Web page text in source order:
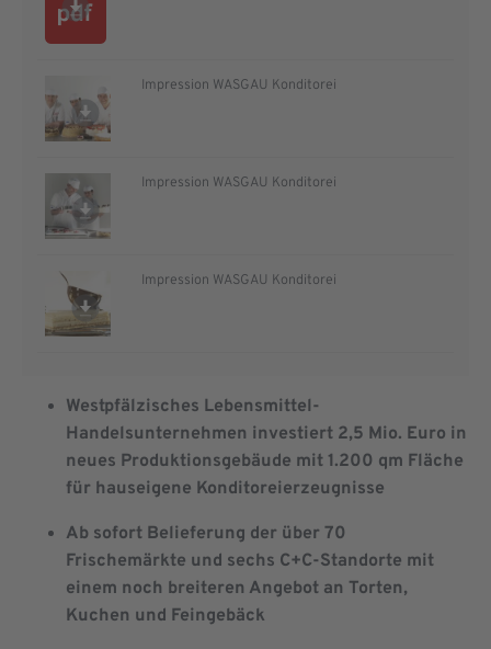
Impression WASGAU Konditorei
Impression WASGAU Konditorei
Impression WASGAU Konditorei
Westpfälzisches Lebensmittel-
Handelsunternehmen investiert 2,5 Mio. Euro in
neues Produktionsgebäude mit 1.200 qm Fläche
für hauseigene Konditoreierzeugnisse
Ab sofort Belieferung der über 70
Frischemärkte und sechs C+C-Standorte mit
einem noch breiteren Angebot an Torten,
Kuchen und Feingebäck